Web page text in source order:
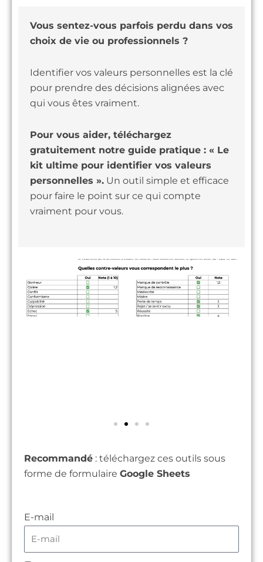
Vous sentez-vous parfois perdu dans vos
choix de vie ou professionnels ?
Identifier vos valeurs personnelles est la clé
pour prendre des décisions alignées avec
qui vous êtes vraiment.
Pour vous aider, téléchargez
gratuitement notre guide pratique : « Le
kit ultime pour identifier vos valeurs
personnelles ». Un outil simple et efficace
pour faire le point sur ce qui compte
vraiment pour vous.
Recommandé : téléchargez ces outils sous
forme de formulaire Google Sheets
E-mail